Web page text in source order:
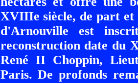
XVIIIe siècle, de part et
d'Arnouville est
reconstruction date du
René II Choppin,
Paris. De profonds